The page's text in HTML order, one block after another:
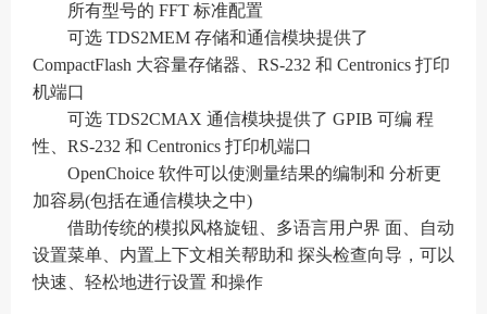
所有型号的 FFT 标准配置
可选 TDS2MEM 存储和通信模块提供了
CompactFlash 大容量存储器、RS-232 和 Centronics 打印
机端口
可选 TDS2CMAX 通信模块提供了 GPIB 可编 程
性、RS-232 和 Centronics 打印机端口
OpenChoice 软件可以使测量结果的编制和 分析更
加容易(包括在通信模块之中)
借助传统的模拟风格旋钮、多语言用户界 面、自动
设置菜单、内置上下文相关帮助和 探头检查向导，可以
快速、轻松地进行设置 和操作